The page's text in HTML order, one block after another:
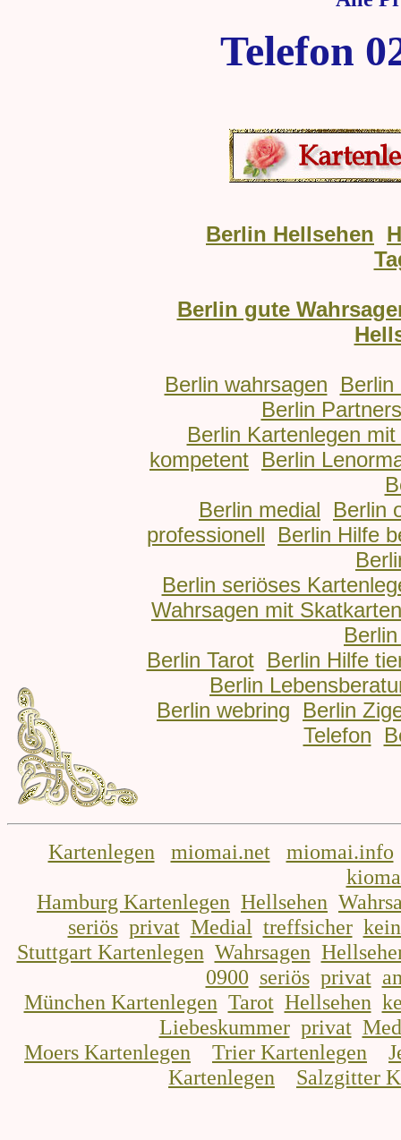
Telefon
Berlin Hellsehen
Berlin gute
Berlin wahrsagen
Berlin
Berlin
Berlin Kartenlegen
kompetent Berlin
Berlin medial
Berlin
professionell
Berlin Hilfe
Berlin seriöses
Wahrsagen mit Skatkarten
Berlin Tarot
Berlin Hilfe
Berlin
Berlin webring
Berlin
Telefon
Kartenlegen miomai.net
miomai.info
Hamburg Kartenlegen Hellsehen
seriös privat Medial treffsicher
Stuttgart Kartenlegen Wahrsagen
0900 seriös privat
München Kartenlegen Tarot Hellsehen
Liebeskummer privat
Moers Kartenlegen
Trier Kartenlegen
Kartenlegen
Salzgitter